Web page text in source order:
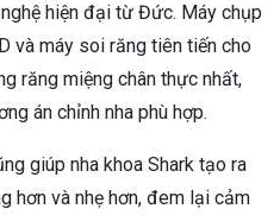
hiện đại từ Đức. Máy chụp
và máy soi răng tiên tiến cho
răng miệng chân thực nhất,
án chỉnh nha phù hợp.
giúp nha khoa Shark tạo ra
hơn và nhẹ hơn, đem lại cảm